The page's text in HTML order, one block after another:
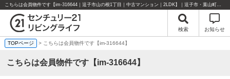
こちらは会員物件です【im-316644｜逗子市山の根1丁目｜中古マンション｜2LDK】｜逗子市・葉山町・湘南エリアの不動産のことならセンチュリー21リビングライフにお任せください！
検索 お知らせ
TOPページ > こちらは会員物件です【im-316644】
こちらは会員物件です【im-316644】